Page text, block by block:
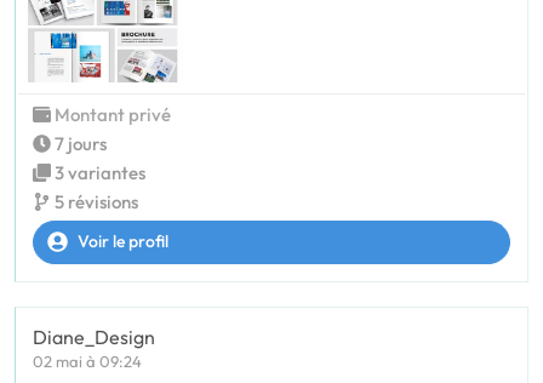
Montant privé
7 jours
3 variantes
5 révisions
Voir le profil
Diane_Design
02 mai à 09:24